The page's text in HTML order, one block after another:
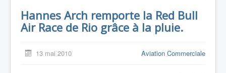
Aviation d'Affaire
Aviation Militaire
Hannes Arch remporte la Red Bull
Air Race de Rio grâce à la pluie.
13 mai 2010 Aviation Commerciale